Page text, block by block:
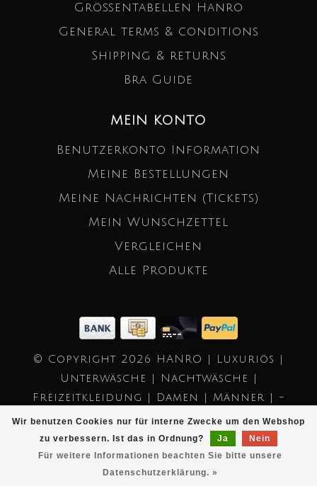
Wir benutzen Cookies nur für interne Zwecke um den Webshop
zu verbessern. Ist das in Ordnung?
Ja
Nein
Für weitere Informationen beachten Sie bitte unsere
Datenschutzerklärung. »
Größentabellen Hanro
General terms & conditions
Shipping & returns
Bra Guide
MEIN KONTO
Benutzerkonto Information
Meine Bestellungen
Meine Nachrichten (Tickets)
Mein Wunschzettel
Vergleichen
Alle Produkte
© Copyright 2026 HANRO | Luxuriös |
Unterwäsche | Nachtwäsche |
Freizeitkleidung | Damen | Männer | -
Powered by
Lightspeed
- Theme by
Dyvelopment